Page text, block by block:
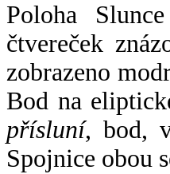
Poloha
čtvereček
zobrazeno
Bod na
přísluní, bod,
Spojnice obou